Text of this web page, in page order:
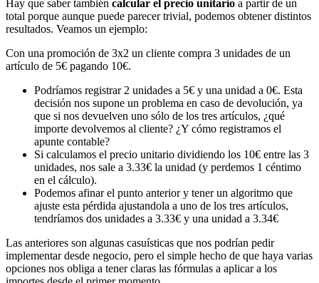
Hay que saber también calcular el precio unitario a partir de un
total porque aunque puede parecer trivial, podemos obtener distintos
resultados. Veamos un ejemplo:
Con una promoción de 3x2 un cliente compra 3 unidades de un
artículo de 5€ pagando 10€.
Podríamos registrar 2 unidades a 5€ y una unidad a 0€. Esta
decisión nos supone un problema en caso de devolución, ya
que si nos devuelven uno sólo de los tres artículos, ¿qué
importe devolvemos al cliente? ¿Y cómo registramos el
apunte contable?
Si calculamos el precio unitario dividiendo los 10€ entre las 3
unidades, nos sale a 3.33€ la unidad (y perdemos 1 céntimo
en el cálculo).
Podemos afinar el punto anterior y tener un algoritmo que
ajuste esta pérdida ajustandola a uno de los tres artículos,
tendríamos dos unidades a 3.33€ y una unidad a 3.34€
Las anteriores son algunas casuísticas que nos podrían pedir
implementar desde negocio, pero el simple hecho de que haya varias
opciones nos obliga a tener claras las fórmulas a aplicar a los